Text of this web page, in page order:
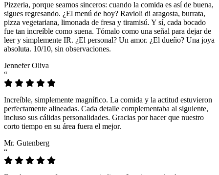
Pizzeria, porque seamos sinceros: cuando la comida es así de buena,
sigues regresando. ¿El menú de hoy? Ravioli di aragosta, burrata,
pizza vegetariana, limonada de fresa y tiramisú. Y sí, cada bocado
fue tan increíble como suena. Tómalo como una señal para dejar de
leer y simplemente IR. ¿El personal? Un amor. ¿El dueño? Una joya
absoluta. 10/10, sin observaciones.
Jennefer Oliva
“
Increíble, simplemente magnífico. La comida y la actitud estuvieron
perfectamente alineadas. Cada detalle complementaba al siguiente,
incluso sus cálidas personalidades. Gracias por hacer que nuestro
corto tiempo en su área fuera el mejor.
Mr. Gutenberg
“